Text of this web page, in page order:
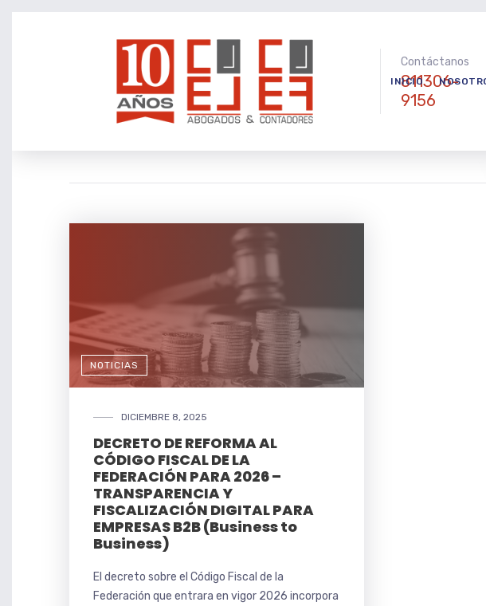
Contáctanos
811306-
9156
INICIO
NOTICIAS
DICIEMBRE 8, 2025
DECRETO DE REFORMA AL
CÓDIGO FISCAL DE LA
FEDERACIÓN PARA 2026 –
TRANSPARENCIA Y
FISCALIZACIÓN DIGITAL PARA
EMPRESAS B2B (Business to
Business)
El decreto sobre el Código Fiscal de la
Federación que entrara en vigor 2026 incorpora